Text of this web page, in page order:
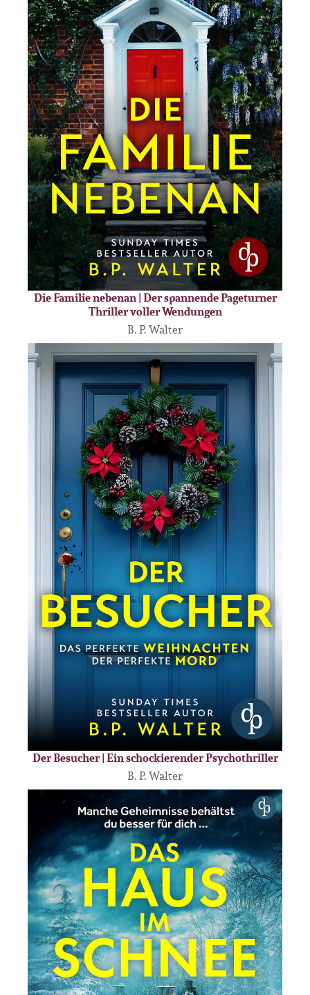
Die Familie nebenan | Der spannende Pageturner
Thriller voller Wendungen
B. P. Walter
Der Besucher | Ein schockierender Psychothriller
B. P. Walter